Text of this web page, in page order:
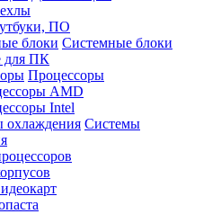
ПО
Системные блоки
для ПК
Процессоры
AMD
Intel
Системы